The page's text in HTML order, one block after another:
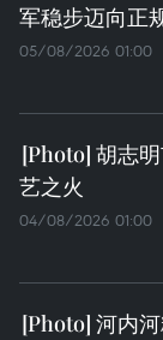
军稳步迈向正
05/08/2026 01:00
胡志
艺之火
04/08/2026 01:00
河内